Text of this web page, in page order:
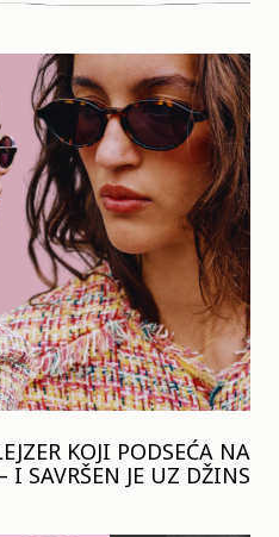
KOJI PODSEĆA NA
I SAVRŠEN JE UZ DŽINS